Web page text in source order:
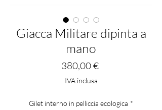
Giacca Militare dipinta a
mano
380,00 €Prezzo
IVA inclusa
Gilet interno in pelliccia ecologica *